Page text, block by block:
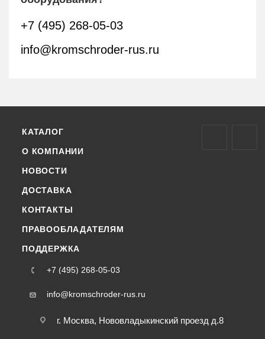
+7 (495) 268-05-03
info@kromschroder-rus.ru
КАТАЛОГ
О КОМПАНИИ
НОВОСТИ
ДОСТАВКА
КОНТАКТЫ
ПРАВООБЛАДАТЕЛЯМ
ПОДДЕРЖКА
+7 (495) 268-05-03
info@kromschroder-rus.ru
г. Москва, Нововладыкинский проезд д.8